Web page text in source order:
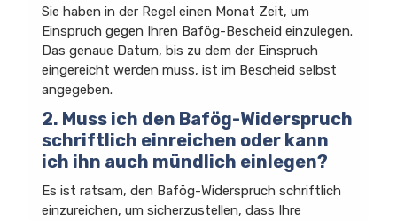
Sie haben in der Regel einen Monat Zeit, um
Einspruch gegen Ihren Bafög-Bescheid einzulegen.
Das genaue Datum, bis zu dem der Einspruch
eingereicht werden muss, ist im Bescheid selbst
angegeben.
2. Muss ich den Bafög-Widerspruch
schriftlich einreichen oder kann
ich ihn auch mündlich einlegen?
Es ist ratsam, den Bafög-Widerspruch schriftlich
einzureichen, um sicherzustellen, dass Ihre